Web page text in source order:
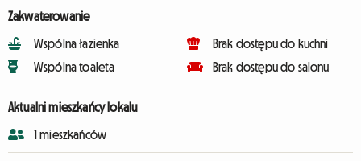
Zakwaterowanie
Wspólna łazienka
Wspólna toaleta
Brak dostępu do kuchni
Brak dostępu do salonu
Aktualni mieszkańcy lokalu
1 mieszkańców